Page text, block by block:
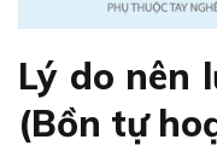
Lý do nên
(Bồn tự